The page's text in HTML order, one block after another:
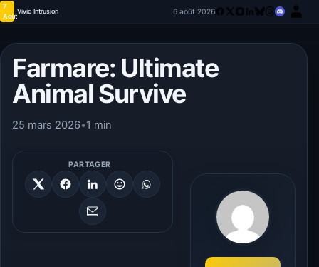
7
Août
Vivid Intrusion 6 août 2026
Farmare: Ultimate
Animal Survive
25 mars 2026•1 min
PARTAGER